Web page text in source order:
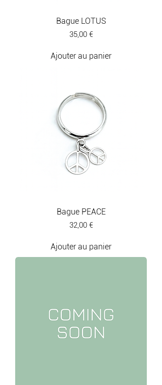
sans ostentation. Des bagues
Bague LOTUS
Prix
35,00 €
Ajouter au panier
Bague PEACE
Prix
32,00 €
Ajouter au panier